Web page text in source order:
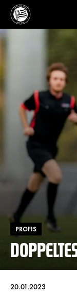
PROFIS
20.01.2023